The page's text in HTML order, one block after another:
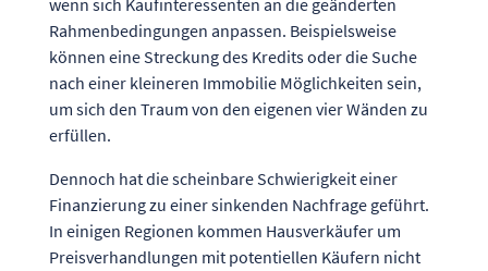
wenn sich Kaufinteressenten an die geänderten
Rahmenbedingungen anpassen. Beispielsweise
können eine Streckung des Kredits oder die Suche
nach einer kleineren Immobilie Möglichkeiten sein,
um sich den Traum von den eigenen vier Wänden zu
erfüllen.
Dennoch hat die scheinbare Schwierigkeit einer
Finanzierung zu einer sinkenden Nachfrage geführt.
In einigen Regionen kommen Hausverkäufer um
Preisverhandlungen mit potentiellen Käufern nicht